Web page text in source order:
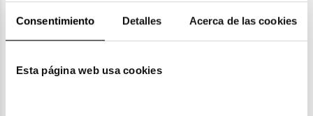
Consentimiento Detalles Acerca de las cookies
Esta página web usa cookies
Garantías